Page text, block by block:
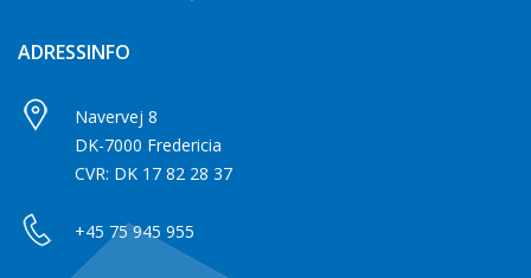
ADRESSINFO
Navervej 8
DK-7000 Fredericia
CVR: DK 17 82 28 37
+45 75 945 955